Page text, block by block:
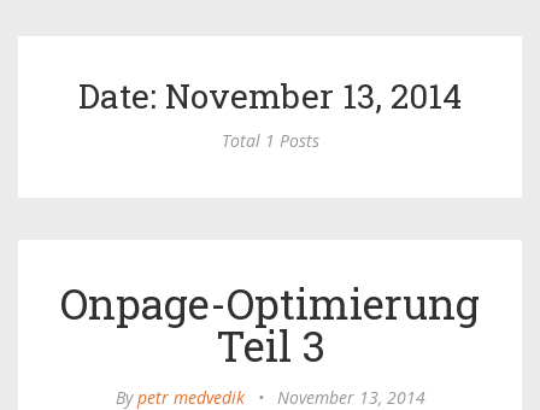
Date: November 13, 2014
Total 1 Posts
Onpage-Optimierung
Teil 3
Bypetr medvedik • November 13, 2014